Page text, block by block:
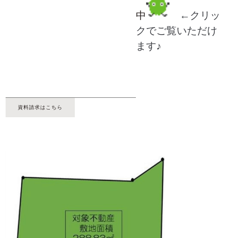
中
←クリッ
クでご覧いただけ
ます♪
資料請求はこちら